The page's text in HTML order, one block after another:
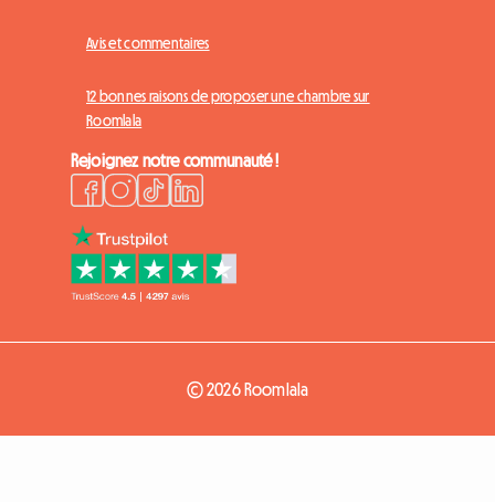
Avis et commentaires
12 bonnes raisons de proposer une chambre sur
Roomlala
Rejoignez notre communauté !
© 2026 Roomlala